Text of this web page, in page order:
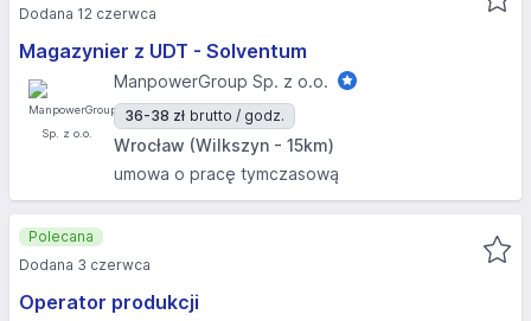
Magazynier z UDT - Solventum
ManpowerGroup Sp. z o.o.
36-38 zł brutto / godz.
Wrocław (Wilkszyn - 15km)
umowa o pracę tymczasową
Dodana 12 czerwca
Operator produkcji
Polecana
Dodana 3 czerwca